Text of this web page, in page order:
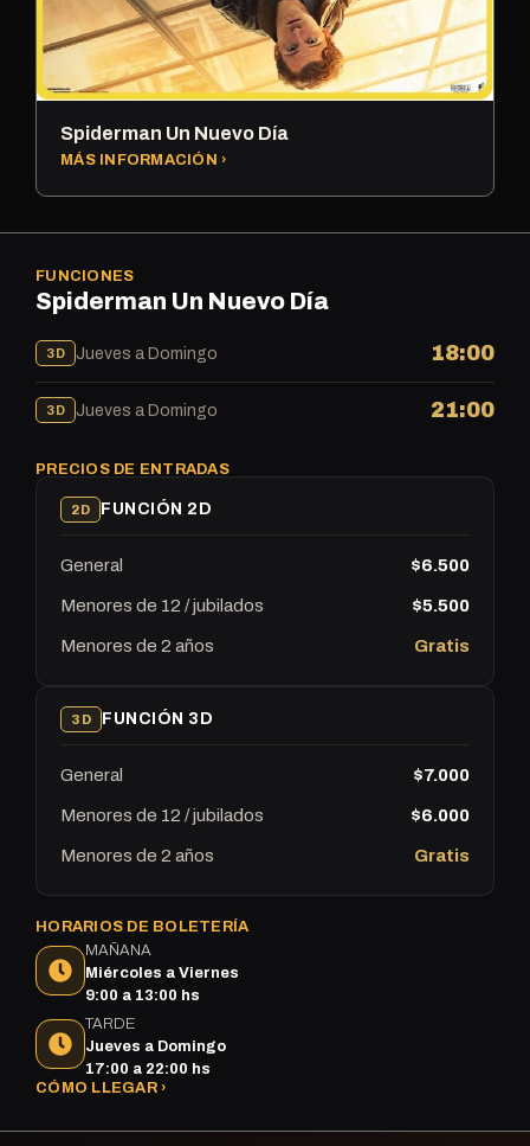
Spiderman Un Nuevo Día
MÁS INFORMACIÓN ›
FUNCIONES
Spiderman Un Nuevo Día
3D Jueves a Domingo 18:00
3D Jueves a Domingo 21:00
PRECIOS DE ENTRADAS
2D FUNCIÓN 2D
General $6.500
Menores de 12 / jubilados $5.500
Menores de 2 años Gratis
3D FUNCIÓN 3D
General $7.000
Menores de 12 / jubilados $6.000
Menores de 2 años Gratis
HORARIOS DE BOLETERÍA
MAÑANA
Miércoles a Viernes
9:00 a 13:00 hs
TARDE
Jueves a Domingo
17:00 a 22:00 hs
CÓMO LLEGAR ›